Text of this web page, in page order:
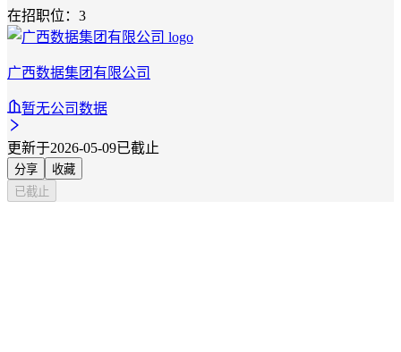
在招职位：3
广西数据集团有限公司
暂无公司数据
更新于2026-05-09已截止
分享
收藏
已截止